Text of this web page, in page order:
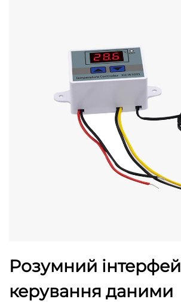
Розумний
керування даними